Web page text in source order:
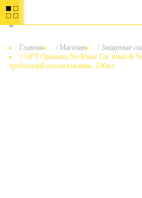
0
Главная / Магазин / Защитные
/OPT Optimum No Rinse Car Wash &
требующий ополаскивания, 236мл